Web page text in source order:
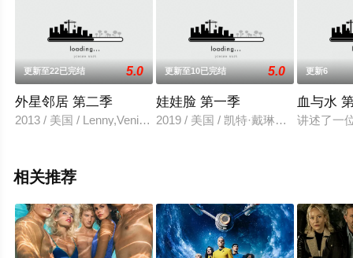
更新至22已完结 5.0
外星邻居 第二季
2013 / 美国 / Lenny,Venito,西蒙·坦普曼,杰米·格尔兹
更新至10已完结 5.0
娃娃脸 第一季
2019 / 美国 / 凯特·戴琳斯,布兰达·宋,
更新6
血与水
讲述了一
相关推荐